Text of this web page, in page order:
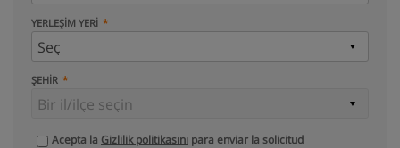
YERLEŞIM YERI
ŞEHIR
Acepta la Gizlilik politikasını para enviar la solicitud